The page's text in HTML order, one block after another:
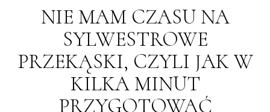
NIE MAM CZASU NA
SYLWESTROWE
PRZEKĄSKI, CZYLI JAK W
KILKA MINUT
PRZYGOTOWAĆ